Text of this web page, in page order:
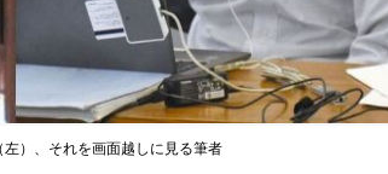
）、それを画面越しに見る筆者